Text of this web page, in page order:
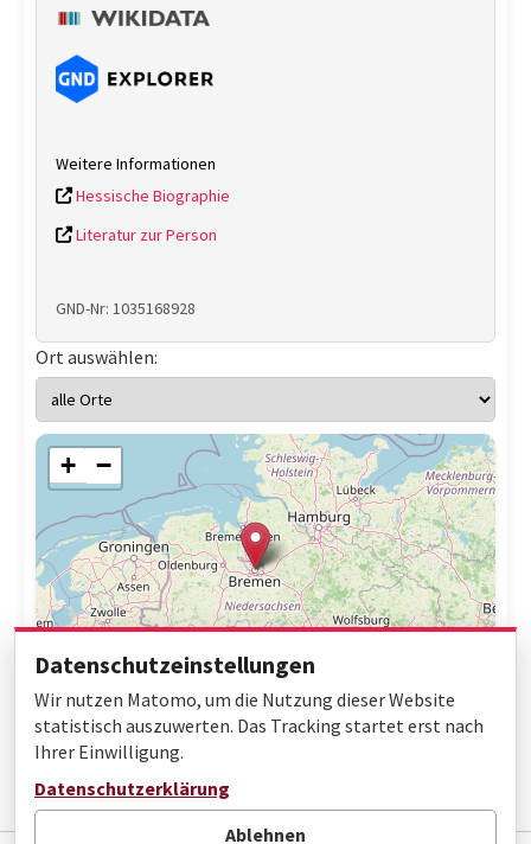
Weitere Informationen
Hessische Biographie
Literatur zur Person
GND-Nr: 1035168928
Ort auswählen:
+ −
Datenschutzeinstellungen
Wir nutzen Matomo, um die Nutzung dieser Website
statistisch auszuwerten. Das Tracking startet erst nach
Ihrer Einwilligung.
Datenschutzerklärung
Ablehnen